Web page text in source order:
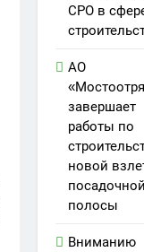
СРО в
АО
завершает
работы по
новой
полосы
Вниманию